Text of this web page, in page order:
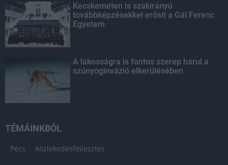
Kecskeméten is szakirányú
továbbképzésekkel erősít a Gál Ferenc
Egyetem
A lakosságra is fontos szerep hárul a
szúnyoginvázió elkerülésében
TÉMÁINKBÓL
Pécs közlekedésfejlesztés